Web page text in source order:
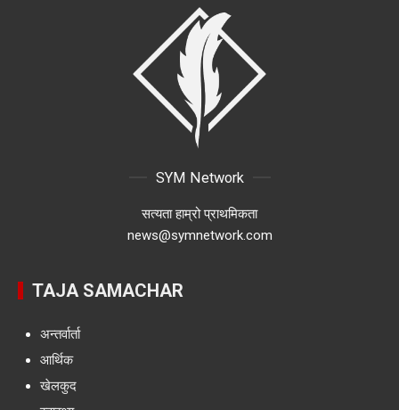
SYM Network
सत्यता हाम्रो प्राथमिकता
news@symnetwork.com
TAJA SAMACHAR
अन्तर्वार्ता
आर्थिक
खेलकुद